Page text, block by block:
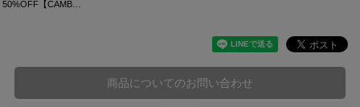
商品についてのお問い合わせ